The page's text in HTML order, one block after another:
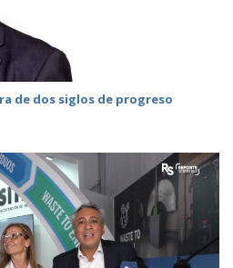
de dos siglos de progreso